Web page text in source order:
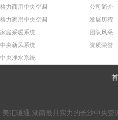
格力商用中央空调
格力家用中央空调
家庭采暖系统
中央新风系统
中央净水系统
公司简介
发展历程
团队风采
资质荣誉
美汇暖通,湖南最具实力的长沙中央